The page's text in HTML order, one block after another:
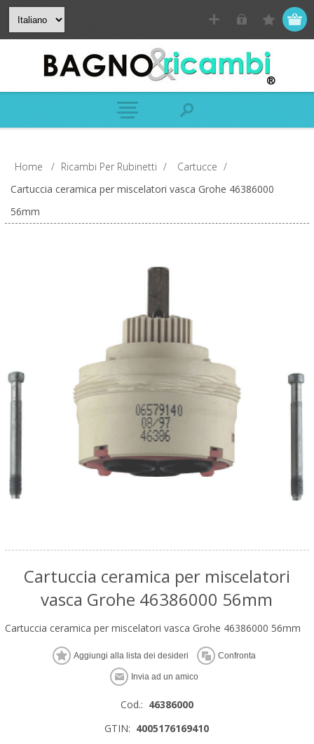
Home / Ricambi Per Rubinetti / Cartucce /
Cartuccia ceramica per miscelatori vasca Grohe 46386000
56mm
Cartuccia ceramica per miscelatori
vasca Grohe 46386000 56mm
Cartuccia ceramica per miscelatori vasca Grohe 46386000 56mm
Cod.: 46386000
GTIN: 4005176169410